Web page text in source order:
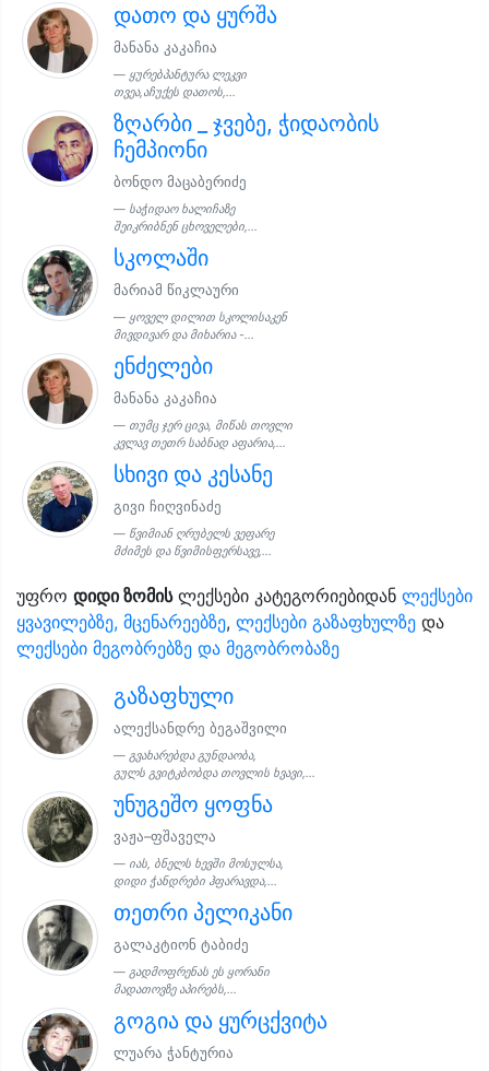
დათო და ყურშა
მანანა კაკაჩია
ყურებპანტურა ლეკვი
თვეა,აჩუქეს დათოს,...
ზღარბი _ ჯვებე, ჭიდაობის
ჩემპიონი
ბონდო მაცაბერიძე
საჭიდაო ხალიჩაზე
შეიკრიბნენ ცხოველები,...
სკოლაში
მარიამ წიკლაური
ყოველ დილით სკოლისაკენ
მივდივარ და მიხარია -...
ენძელები
მანანა კაკაჩია
თუმც ჯერ ცივა, მიწას თოვლი
კვლავ თეთრ საბნად აფარია,...
სხივი და კესანე
გივი ჩიღვინაძე
წვიმიან ღრუბელს ვეფარე
მძიმეს და წვიმისფერსავე,...
უფრო დიდი ზომისლექსები კატეგორიებიდან ლექსები
ყვავილებზე, მცენარეებზე, ლექსები გაზაფხულზე და
ლექსები მეგობრებზე და მეგობრობაზე
გაზაფხული
ალექსანდრე ბეგაშვილი
გვახარებდა გუნდაობა,
გულს გვიტკბობდა თოვლის ხვავი,...
უნუგეშო ყოფნა
ვაჟა–ფშაველა
იას, ბნელს ხევში მოსულსა,
დიდი ჭანდრები ჰფარავდა,...
თეთრი პელიკანი
გალაკტიონ ტაბიძე
გადმოფრენას ეს ყორანი
მადათოვზე აპირებს,...
გოგია და ყურცქვიტა
ლუარა ჭანტურია